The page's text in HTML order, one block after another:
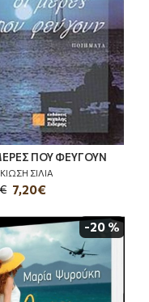
ΠΟΥ ΦΕΥΓΟΥΝ
ΣΙΛΙΑ
7,20€
-20 %